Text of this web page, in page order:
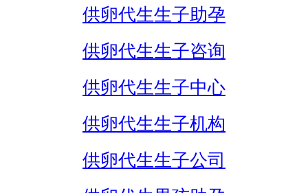
供卵代生生子助孕
供卵代生生子咨询
供卵代生生子中心
供卵代生生子机构
供卵代生生子公司